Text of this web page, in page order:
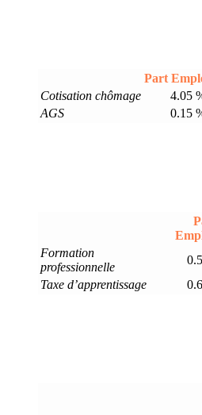
Part
Cotisation chômage
4.05
AGS
0.15
Formation
professionnelle
Taxe d’apprentissage